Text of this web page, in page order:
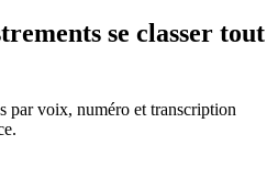
se classer tout
par voix, numéro et transcription